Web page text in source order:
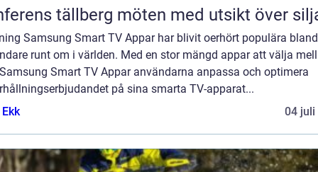
Konferens tällberg möten med utsikt över
Samsung Smart TV Appar har blivit oerhört populära bland
runt om i världen. Med en stor mängd appar att välja
Smart TV Appar användarna anpassa och optimera
på sina smarta TV-apparat...
04 juli